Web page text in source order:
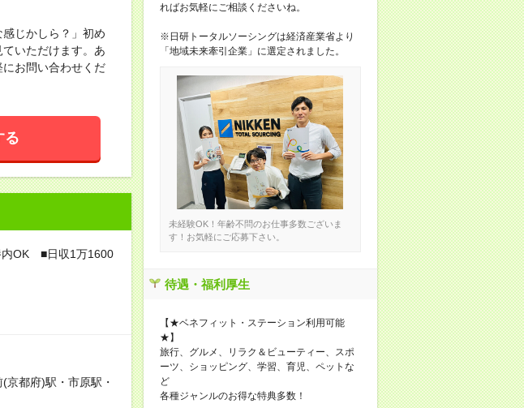
じかしら？」初め
いただけます。あ
お問い合わせくだ
る
OK ■日収1万1600
京都府)駅・市原駅・
ればお気軽にご相談くださいね。
※日研トータルソーシングは経済産業省より
「地域未来牽引企業」に選定されました。
未経験OK！年齢不問のお仕事多数ございま
す！お気軽にご応募下さい。
待遇・福利厚生
【★ベネフィット・ステーション利用可能
★】
旅行、グルメ、リラク＆ビューティー、スポ
ーツ、ショッピング、学習、育児、ペットな
ど
各種ジャンルのお得な特典多数！